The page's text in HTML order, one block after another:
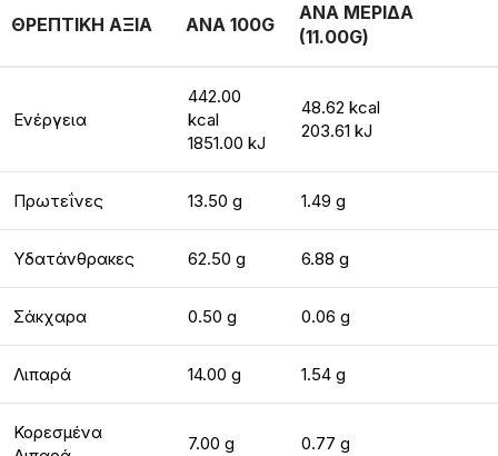
ΘΡΕΠΤΙΚΗ ΑΞΙΑ ΑΝΑ 100G
ΑΝΑ ΜΕΡΙΔΑ
(11.00G)
Ενέργεια
442.00
kcal
1851.00 kJ
48.62 kcal
203.61 kJ
Πρωτεΐνες 13.50 g 1.49 g
Υδατάνθρακες 62.50 g 6.88 g
Σάκχαρα 0.50 g 0.06 g
Λιπαρά 14.00 g 1.54 g
Κορεσμένα
7.00 g 0.77 g